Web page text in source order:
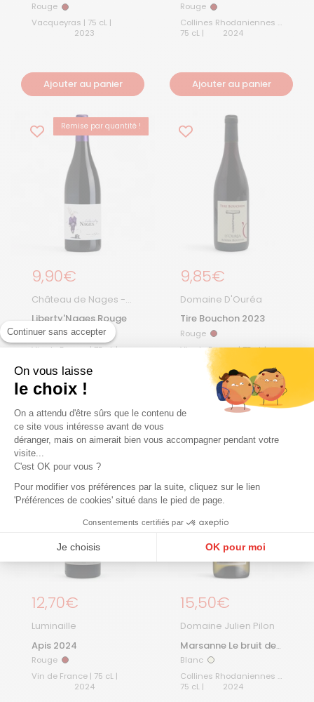
Continuer sans accepter
On vous laisse
le choix !
On a attendu d'être sûrs que le contenu de
ce site vous intéresse avant de vous
déranger, mais on aimerait bien vous accompagner pendant votre
visite...
C'est OK pour vous ?
Pour modifier vos préférences par la suite, cliquez sur le lien
'Préférences de cookies' situé dans le pied de page.
Consentements certifiés par
Je choisis OK pour moi
Plateforme de Gestion du Consentement : Personnalisez vos Options
Rouge Rouge
Vacqueyras | 75 cL |
2023
Ajouter au panier
Rouge Rouge
Collines Rhodaniennes |
75 cL |
2024
Ajouter au panier
Remise par quantité !
BEST-SELLER
Prix régulier
9,90€
Château de Nages -
Famille Gassier
Liberty'Nages Rouge
Rouge Rouge
Vin de France | 75 cL |
Ajouter au panier
Prix régulier
9,85€
Domaine D'Ouréa
Tire Bouchon 2023
Rouge Rouge
Vin de France | 75 cL |
Ajouter au panier
Prix régulier
12,70€
Luminaille
Apis 2024
Rouge Rouge
Vin de France | 75 cL |
2024
Prix régulier
15,50€
Domaine Julien Pilon
Marsanne Le bruit des
Vagues 2024
Blanc Blanc
Collines Rhodaniennes |
75 cL |
2024